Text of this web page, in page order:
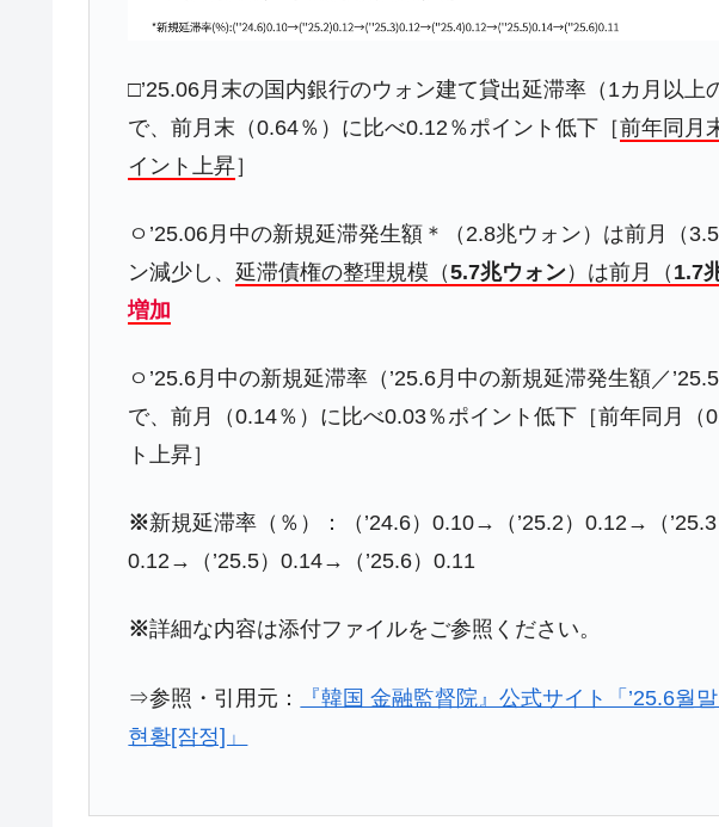
『Money1』 【米韓激突案件】韓国消費者院が『クーパン』1人当たり賠
『Money1』 韓国で猛暑。南東部では干ばつ
『Money1』 韓国型イージス搭載の次世代駆逐艦「KDDX」1番艦、2032年
【対日本円】ウォン安が急進！ 日米の協調に韓国がいっちょ
『Money1』
韓国政府『BYD』車への補助金を全廃 ⇒ 実は韓国で『BYD
1.9倍！
ドを掲げる「在韓反米勢力」
『Money1』 韓国政府「2035年までに18.4GW規模のAIデータセンター整
『Money1』
『Money1』 韓国鉄鋼最大手『POSCO』ズブズブ沈む。営業利益80.2％も
する差別。許してはおかぬ
『Money1』 韓国ボンクラ政策室長･金容範、株価暴落に他人事のような発
韓国半導体『SKハイニックス』2026年2Qの業績「史上最高
□’25.06月末の国内銀行のウォン建て貸出延滞率（1カ月以上
で、前月末（0.64％）に比べ0.12％ポイント低下［前年同月
イント上昇］
ㅇ’25.06月中の新規延滞発生額＊（2.8兆ウォン）は前月（
ン減少し、延滞債権の整理規模（5.7兆ウォン）は前月（ 1.7
増加
ㅇ’25.6月中の新規延滞率（’25.6月中の新規延滞発生額／
で、前月（0.14％）に比べ0.03％ポイント低下［前年同月（
ト上昇］
※新規延滞率（％）：（’24.6）0.10→（’25.2）0.12→（’25.3
0.12→（’25.5）0.14→（’25.6）0.11
※詳細な内容は添付ファイルをご参照ください。
⇒参照・引用元：
『韓国 金融監督院』公式サイト「’25.6월
현황[잠정]」